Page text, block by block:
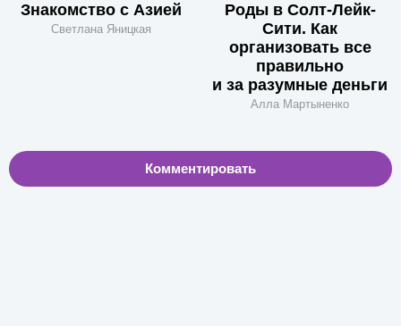
Знакомство с Азией
Светлана Яницкая
Роды в Солт-Лейк-
Сити. Как
организовать все
правильно
и за разумные деньги
Алла Мартыненко
Комментировать